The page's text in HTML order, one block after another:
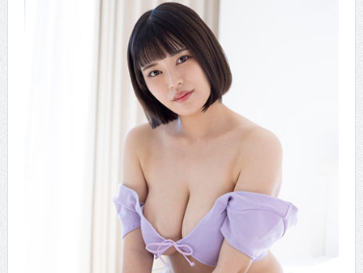
CINEMA×STYLE 286号
CINEMA×STYLE 285号
CINEMA×STYLE 294号